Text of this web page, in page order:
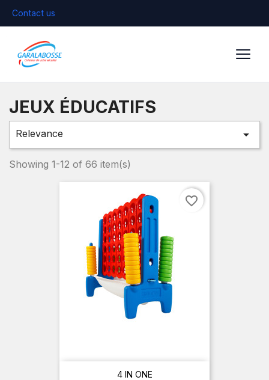
Contact us
JEUX ÉDUCATIFS
Relevance 
Showing 1-12 of 66 item(s)
4 IN ONE
favorite_border